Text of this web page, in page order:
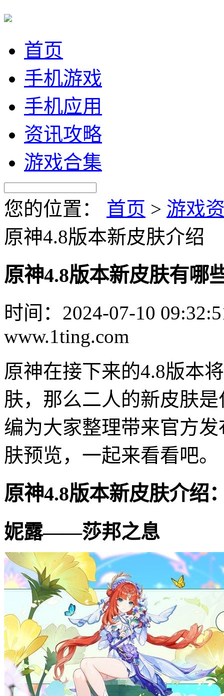
首页
手机游戏
手机应用
资讯攻略
游戏合集
您的位置： 首页 > 游戏
原神4.8版本新皮肤介绍
原神4.8版本新皮肤有哪
时间：2024-07-10
www.1ting.com
原神在接下来的4.8版本
肤，那么二人的新皮肤
编为大家整理带来官方
肤预览，一起来看看吧。
原神4.8版本新皮肤介绍
妮露——莎邦之息